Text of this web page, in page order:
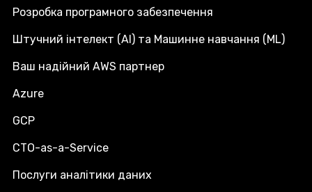
Розробка програмного забезпечення
Штучний інтелект (AI) та Машинне навчання (ML)
Ваш надійний AWS партнер
Azure
GCP
CTO-as-a-Service
Послуги аналітики даних